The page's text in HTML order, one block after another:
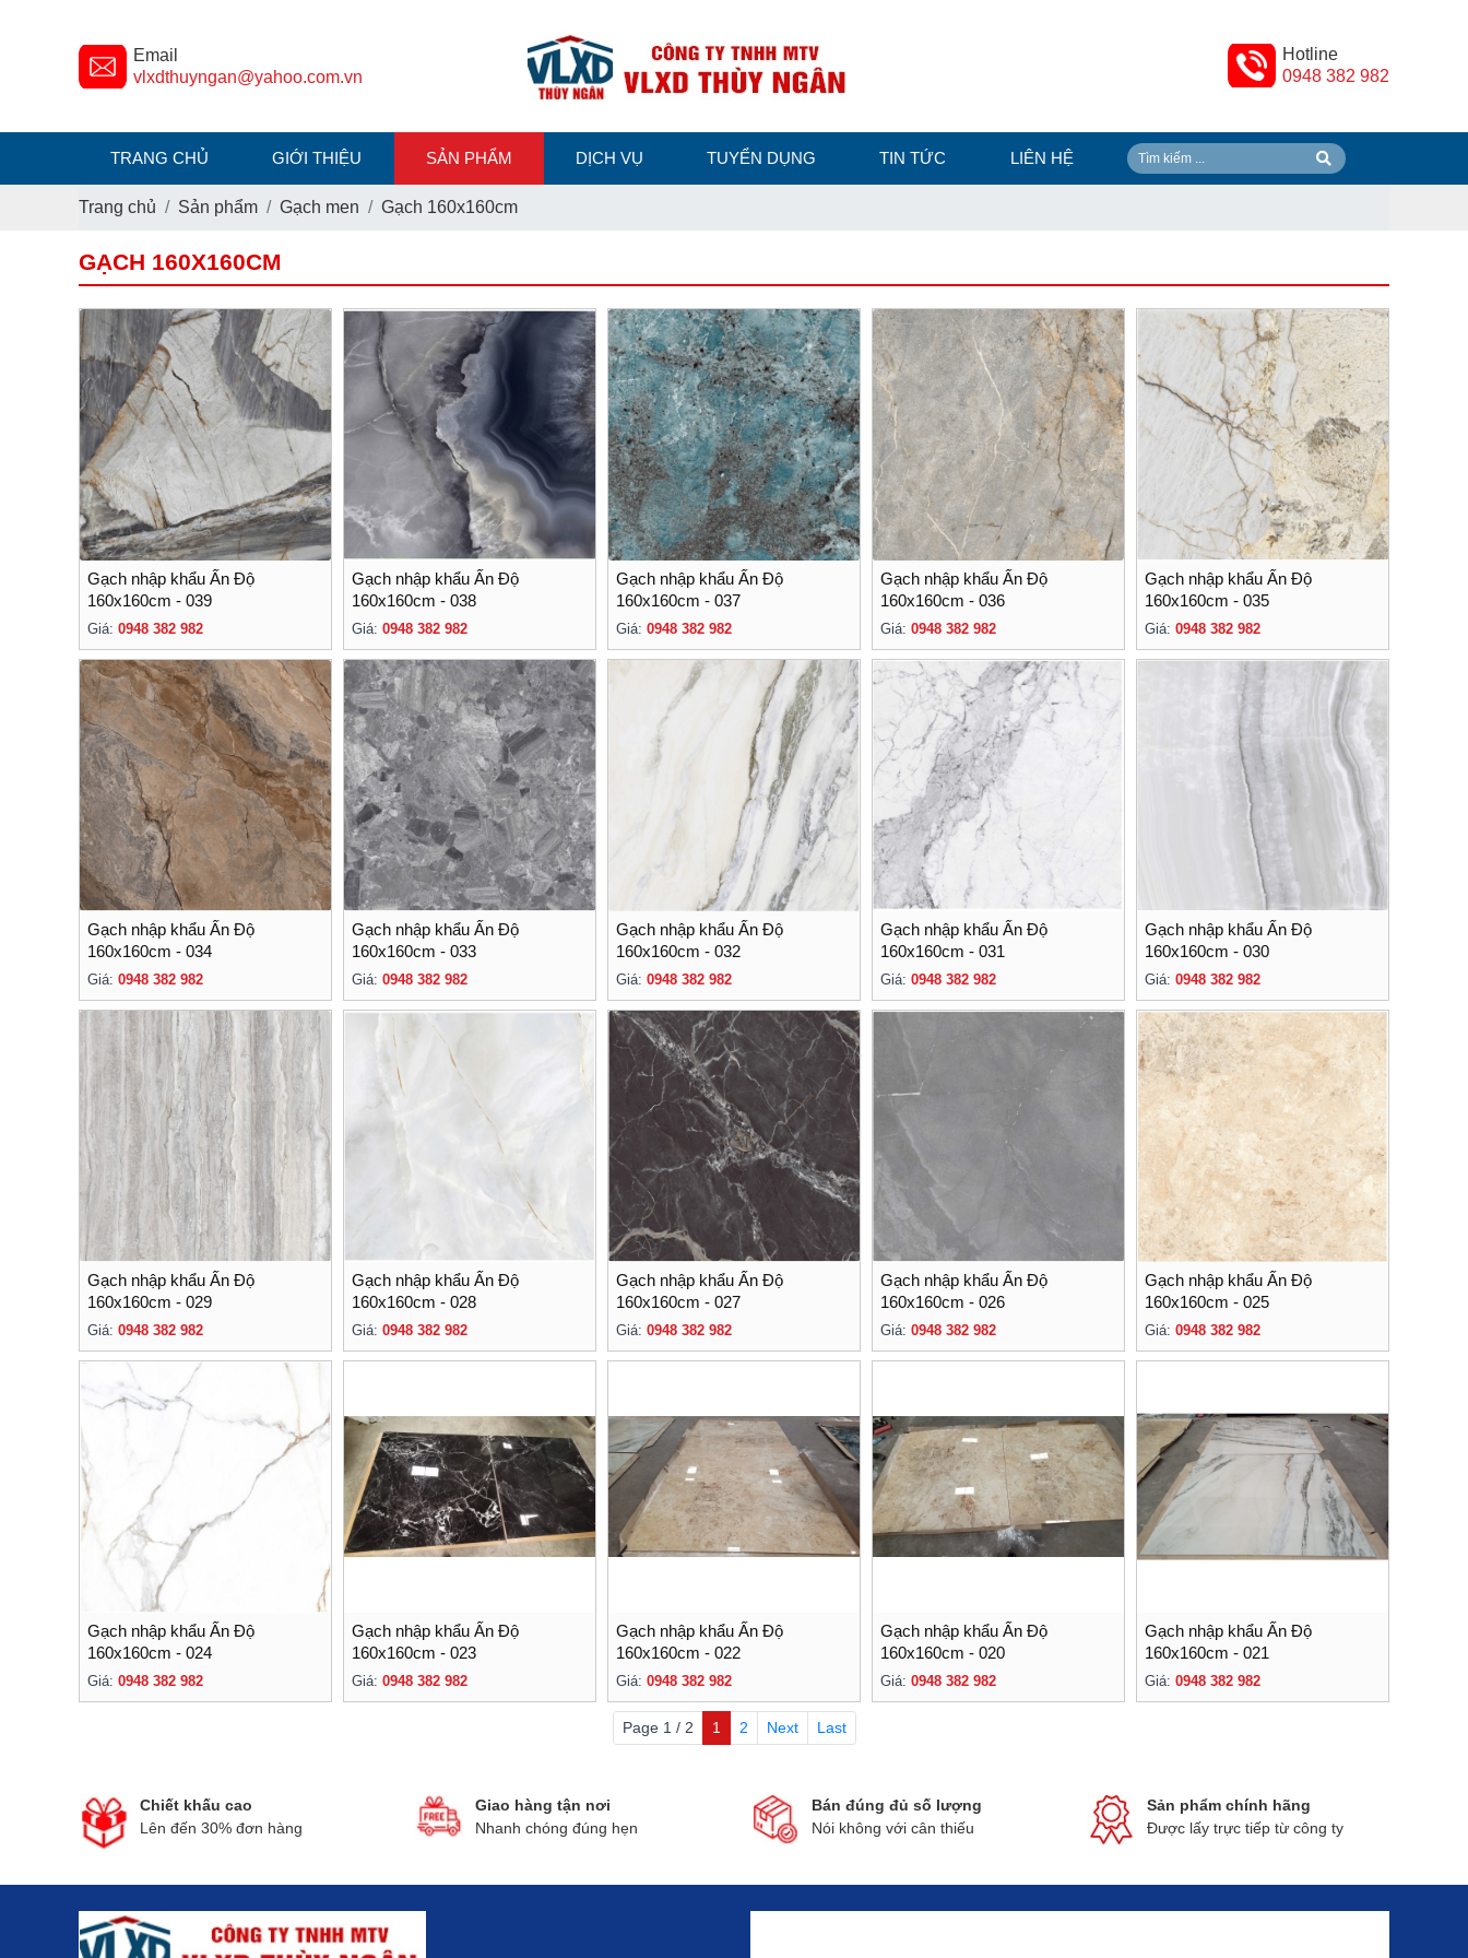
Email
vlxdthuyngan@yahoo.com.vn
Hotline
0948 382 982
TRANG CHỦ GIỚI THIỆU SẢN PHẨM DỊCH VỤ TUYỂN DỤNG TIN TỨC LIÊN HỆ
Trang chủ Sản phẩm Gạch men Gạch 160x160cm
GẠCH 160X160CM
Gạch nhập khẩu Ấn Độ
160x160cm - 039
Giá: 0948 382 982
Gạch nhập khẩu Ấn Độ
160x160cm - 038
Giá: 0948 382 982
Gạch nhập khẩu Ấn Độ
160x160cm - 037
Giá: 0948 382 982
Gạch nhập khẩu Ấn Độ
160x160cm - 036
Giá: 0948 382 982
Gạch nhập khẩu Ấn Độ
160x160cm - 035
Giá: 0948 382 982
Gạch nhập khẩu Ấn Độ
160x160cm - 034
Giá: 0948 382 982
Gạch nhập khẩu Ấn Độ
160x160cm - 033
Giá: 0948 382 982
Gạch nhập khẩu Ấn Độ
160x160cm - 032
Giá: 0948 382 982
Gạch nhập khẩu Ấn Độ
160x160cm - 031
Giá: 0948 382 982
Gạch nhập khẩu Ấn Độ
160x160cm - 030
Giá: 0948 382 982
Gạch nhập khẩu Ấn Độ
160x160cm - 029
Giá: 0948 382 982
Gạch nhập khẩu Ấn Độ
160x160cm - 028
Giá: 0948 382 982
Gạch nhập khẩu Ấn Độ
160x160cm - 027
Giá: 0948 382 982
Gạch nhập khẩu Ấn Độ
160x160cm - 026
Giá: 0948 382 982
Gạch nhập khẩu Ấn Độ
160x160cm - 025
Giá: 0948 382 982
Gạch nhập khẩu Ấn Độ
160x160cm - 024
Giá: 0948 382 982
Gạch nhập khẩu Ấn Độ
160x160cm - 023
Giá: 0948 382 982
Gạch nhập khẩu Ấn Độ
160x160cm - 022
Giá: 0948 382 982
Gạch nhập khẩu Ấn Độ
160x160cm - 020
Giá: 0948 382 982
Gạch nhập khẩu Ấn Độ
160x160cm - 021
Giá: 0948 382 982
Page 1 / 2 1 2 Next Last
Chiết khấu cao
Lên đến 30% đơn hàng
Giao hàng tận nơi
Nhanh chóng đúng hẹn
Bán đúng đủ số lượng
Nói không với cân thiếu
Sản phẩm chính hãng
Được lấy trực tiếp từ công ty